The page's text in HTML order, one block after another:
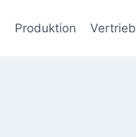
Produktion Vertrieb